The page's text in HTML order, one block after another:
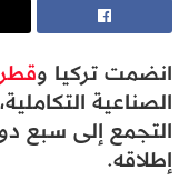
انضمت تركيا و
الصناعية
التجمع إلى سبع
إطلاقه.